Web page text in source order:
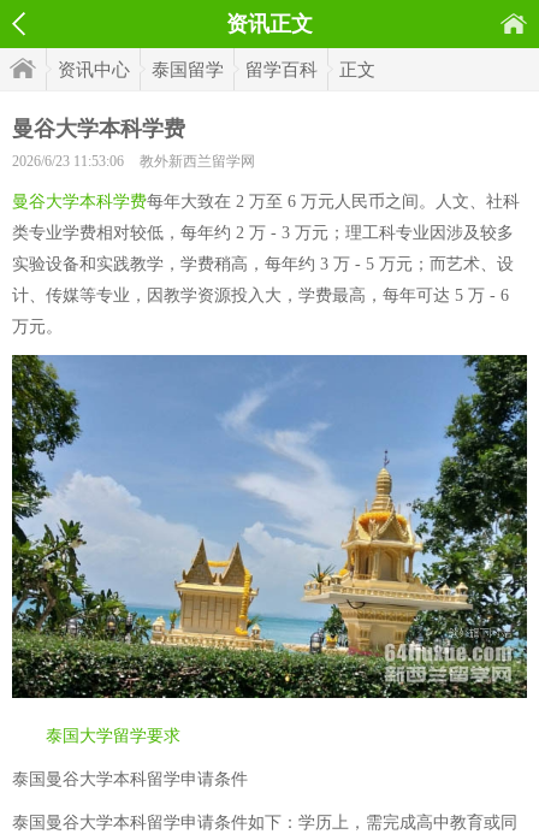
资讯正文
资讯中心 泰国留学 留学百科 正文
曼谷大学本科学费
2026/6/23 11:53:06 教外新西兰留学网
曼谷大学本科学费每年大致在 2 万至 6 万元人民币之间。人文、社科
类专业学费相对较低，每年约 2 万 - 3 万元；理工科专业因涉及较多
实验设备和实践教学，学费稍高，每年约 3 万 - 5 万元；而艺术、设
计、传媒等专业，因教学资源投入大，学费最高，每年可达 5 万 - 6
万元。
泰国大学留学要求
泰国曼谷大学本科留学申请条件
泰国曼谷大学本科留学申请条件如下：学历上，需完成高中教育或同